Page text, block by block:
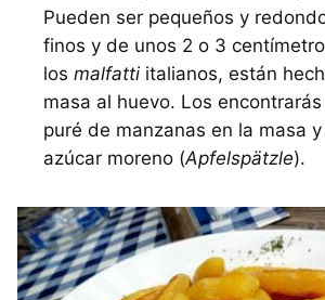
Pueden ser pequeños y
finos y de unos 2 o 3
los malfattiitalianos, están
masa al huevo. Los
puré de manzanas en la masa
azúcar moreno (Apfelspätzle).